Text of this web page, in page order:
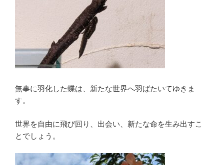
無事に羽化した蝶は、新たな世界へ羽ばたいてゆきま
す。
世界を自由に飛び回り、出会い、新たな命を生み出すこ
とでしょう。